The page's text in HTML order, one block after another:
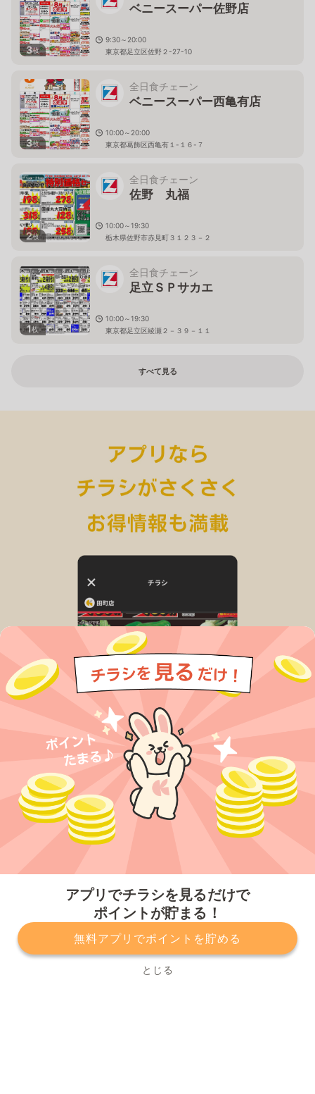
アプリでチラシを見るだけで
ポイントが貯まる！
無料アプリでポイントを貯める
とじる
3枚
ベニースーパー佐野店
9:30～20:00
東京都足立区佐野２-27-10
3枚
全日食チェーン
ベニースーパー西亀有店
10:00～20:00
東京都葛飾区西亀有１-１６-７
2枚
全日食チェーン
佐野 丸福
10:00～19:30
栃木県佐野市赤見町３１２３－２
1枚
全日食チェーン
足立ＳＰサカエ
10:00～19:30
東京都足立区綾瀬２－３９－１１
すべて見る
プライバシーポリシー 利用規約
運営会社
サービスに関してのお問い合わせ